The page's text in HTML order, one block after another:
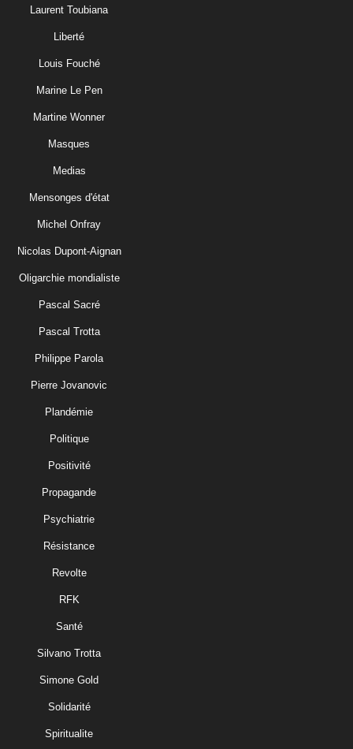
Laurent Toubiana
Liberté
Louis Fouché
Marine Le Pen
Martine Wonner
Masques
Medias
Mensonges d'état
Michel Onfray
Nicolas Dupont-Aignan
Oligarchie mondialiste
Pascal Sacré
Pascal Trotta
Philippe Parola
Pierre Jovanovic
Plandémie
Politique
Positivité
Propagande
Psychiatrie
Résistance
Revolte
RFK
Santé
Silvano Trotta
Simone Gold
Solidarité
Spiritualite